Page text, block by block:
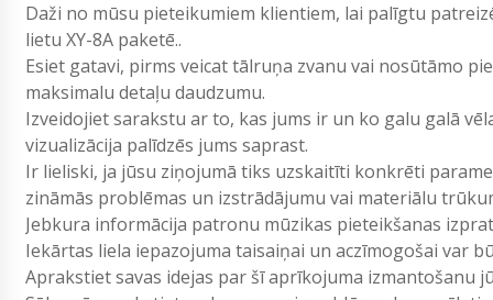
Daži no mūsu pieteikumiem klientiem, lai palīgtu
lietu XY-8A paketē..
Esiet gatavi, pirms veicat tālruņa zvanu vai nosūtāmo
maksimalu detaļu daudzumu.
Izveidojiet sarakstu ar to, kas jums ir un ko galu galā
vizualizācija palīdzēs jums saprast.
Ir lieliski, ja jūsu ziņojumā tiks uzskaitīti konkrēti
zināmās problēmas un izstrādājumu vai materiālu
Jebkura informācija patronu mūzikas pieteikšanas
Iekārtas liela iepazojuma taisaiņai un aczīmogošai var
Aprakstiet savas idejas par šī aprīkojuma izmantošanu